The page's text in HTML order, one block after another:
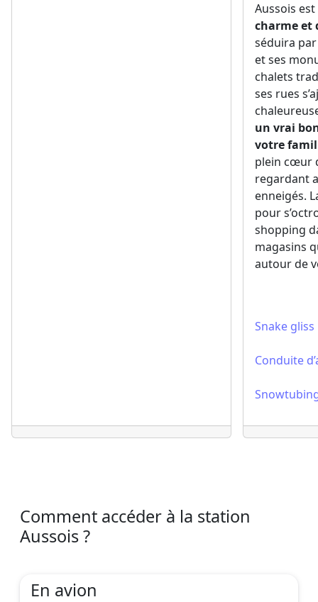
Aussois
charme et
séduira
et ses
chalets
ses rues
un vrai
votre
plein cœur
regardant
enneigés.
pour
shopping
magasins
autour de
Snake gliss
Conduite
Comment accéder à la station
Aussois ?
En avion